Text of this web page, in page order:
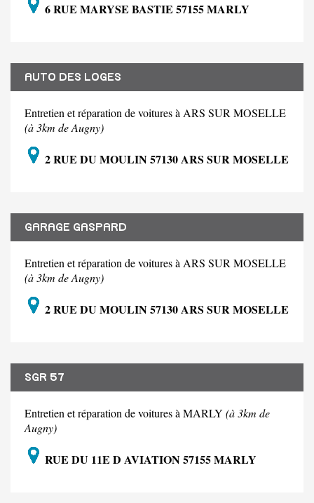
6 RUE MARYSE BASTIE 57155 MARLY
AUTO DES LOGES
Entretien et réparation de voitures à ARS SUR MOSELLE
(à 3km de Augny)
2 RUE DU MOULIN 57130 ARS SUR MOSELLE
GARAGE GASPARD
Entretien et réparation de voitures à ARS SUR MOSELLE
(à 3km de Augny)
2 RUE DU MOULIN 57130 ARS SUR MOSELLE
SGR 57
Entretien et réparation de voitures à MARLY (à 3km de
Augny)
RUE DU 11E D AVIATION 57155 MARLY